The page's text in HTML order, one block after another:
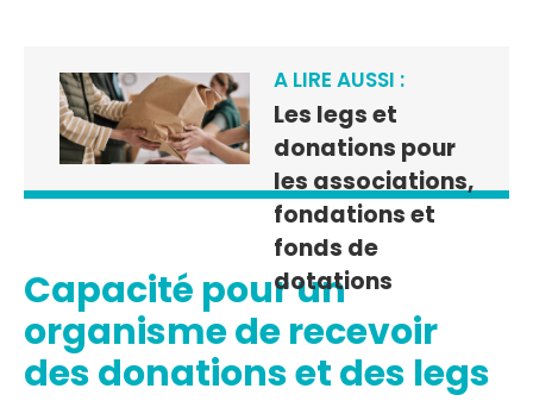
A LIRE AUSSI :
Les legs et
donations pour
les associations,
fondations et
fonds de
dotations
Capacité pour un
organisme de recevoir
des donations et des legs